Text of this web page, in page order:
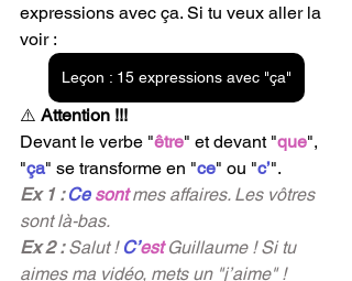
expressions avec ça. Si tu veux aller la
voir :
Leçon : 15 expressions avec "ça"
⚠️ Attention !!!
Devant le verbe "être" et devant "que",
"ça" se transforme en "ce" ou "c’".
Ex 1 : Ce sont mes affaires. Les vôtres
sont là-bas.
Ex 2 : Salut ! C’est Guillaume ! Si tu
aimes ma vidéo, mets un "j’aime" !